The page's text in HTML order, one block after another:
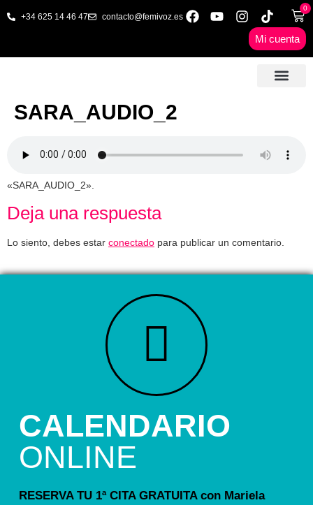
+34 625 14 46 47 contacto@femivoz.es
0
Mi cuenta
SARA_AUDIO_2
«SARA_AUDIO_2».
Deja una respuesta
Lo siento, debes estar conectado para publicar un comentario.
CALENDARIO
ONLINE
RESERVA TU 1ª CITA GRATUITA con Mariela